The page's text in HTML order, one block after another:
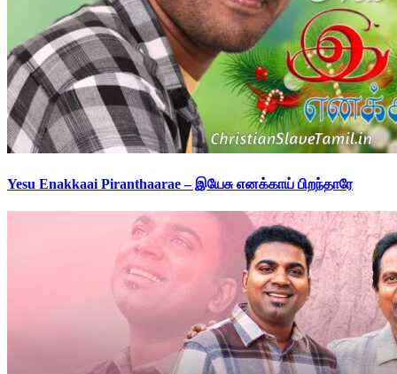
Yesu Enakkaai Piranthaarae – இயேசு எனக்காய் பிறந்தாரே